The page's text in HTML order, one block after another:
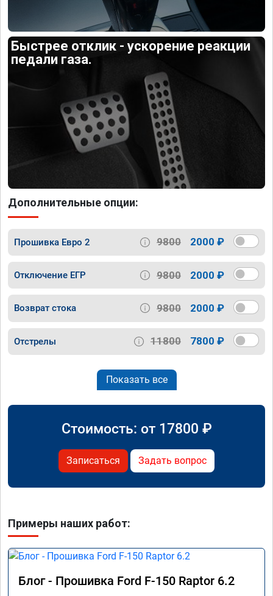
Быстрее отклик - ускорение реакции
педали газа.
Дополнительные опции:
Прошивка Евро 2 9800 2000 ₽
Отключение ЕГР 9800 2000 ₽
Возврат стока 9800 2000 ₽
Отстрелы 11800 7800 ₽
Показать все
Стоимость: от 17800 ₽
Записаться Задать вопрос
Примеры наших работ:
Блог - Прошивка Ford F-150 Raptor 6.2